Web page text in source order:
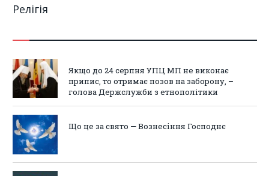
Релігія
Якщо до 24 серпня УПЦ МП не виконає
припис, то отримає позов на заборону, –
голова Держслужби з етнополітики
Що це за свято — Вознесіння Господнє